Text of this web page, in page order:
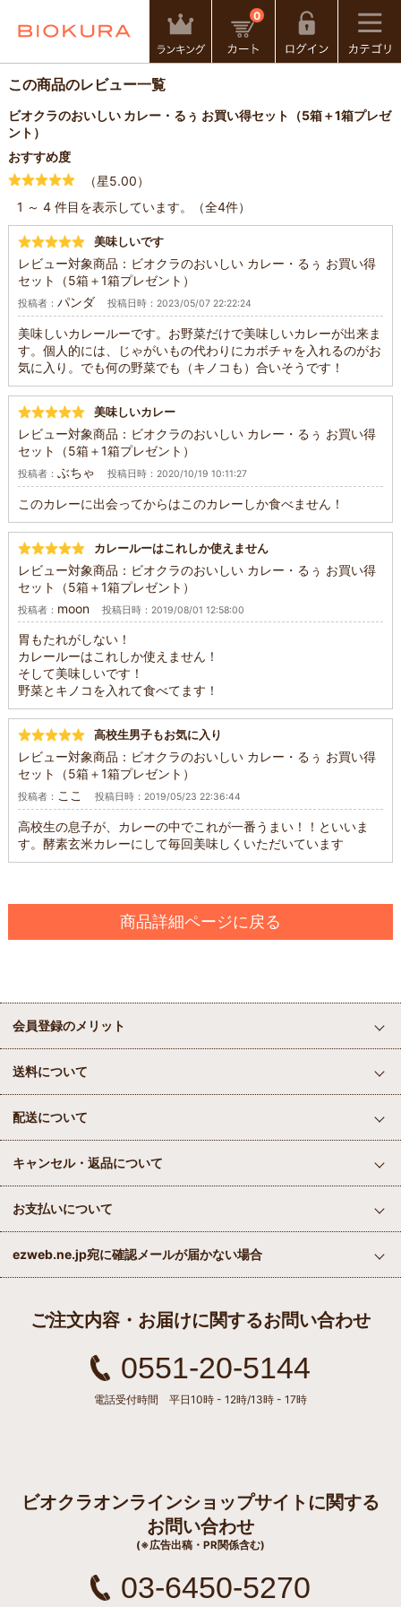
0
この商品のレビュー一覧
ビオクラのおいしい カレー・るぅ お買い得セット（5箱＋1箱プレゼ
ント）
おすすめ度
（星5.00）
1 ～ 4 件目を表示しています。（全4件）
美味しいです
レビュー対象商品：ビオクラのおいしい カレー・るぅ お買い得
セット（5箱＋1箱プレゼント）
投稿者： パンダ 投稿日時：2023/05/07 22:22:24
美味しいカレールーです。お野菜だけで美味しいカレーが出来ま
す。個人的には、じゃがいもの代わりにカボチャを入れるのがお
気に入り。でも何の野菜でも（キノコも）合いそうです！
美味しいカレー
レビュー対象商品：ビオクラのおいしい カレー・るぅ お買い得
セット（5箱＋1箱プレゼント）
投稿者： ぶちゃ 投稿日時：2020/10/19 10:11:27
このカレーに出会ってからはこのカレーしか食べません！
カレールーはこれしか使えません
レビュー対象商品：ビオクラのおいしい カレー・るぅ お買い得
セット（5箱＋1箱プレゼント）
投稿者： moon投稿日時：2019/08/01 12:58:00
胃もたれがしない！
カレールーはこれしか使えません！
そして美味しいです！
野菜とキノコを入れて食べてます！
高校生男子もお気に入り
レビュー対象商品：ビオクラのおいしい カレー・るぅ お買い得
セット（5箱＋1箱プレゼント）
投稿者： ここ 投稿日時：2019/05/23 22:36:44
高校生の息子が、カレーの中でこれが一番うまい！！といいま
す。酵素玄米カレーにして毎回美味しくいただいています
商品詳細ページに戻る
会員登録のメリット
送料について
配送について
キャンセル・返品について
お支払いについて
ezweb.ne.jp宛に確認メールが届かない場合
ご注文内容・お届けに関するお問い合わせ
0551-20-5144
電話受付時間 平日10時 - 12時/13時 - 17時
ビオクラオンラインショップサイトに関する
お問い合わせ
(※広告出稿・PR関係含む)
03-6450-5270